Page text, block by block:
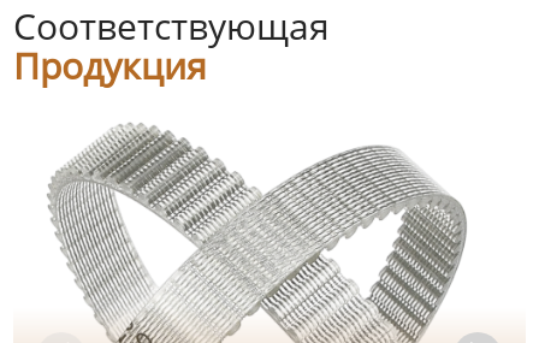
Соответствующая
Продукция